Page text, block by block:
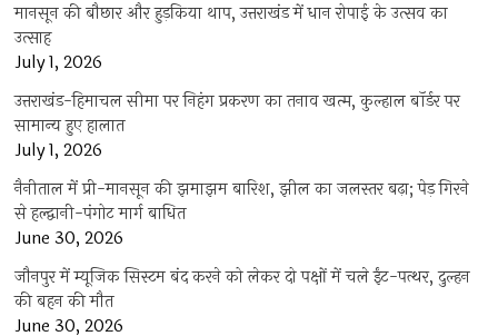
मानसून की बौछार और हुड़किया थाप, उत्तराखंड में धान रोपाई के उत्सव का
उत्साह
July 1, 2026
उत्तराखंड-हिमाचल सीमा पर निहंग प्रकरण का तनाव खत्म, कुल्हाल बॉर्डर पर
सामान्य हुए हालात
July 1, 2026
नैनीताल में प्री-मानसून की झमाझम बारिश, झील का जलस्तर बढ़ा; पेड़ गिरने
से हल्द्वानी-पंगोट मार्ग बाधित
June 30, 2026
जौनपुर में म्यूजिक सिस्टम बंद करने को लेकर दो पक्षों में चले ईंट-पत्थर, दुल्हन
की बहन की मौत
June 30, 2026